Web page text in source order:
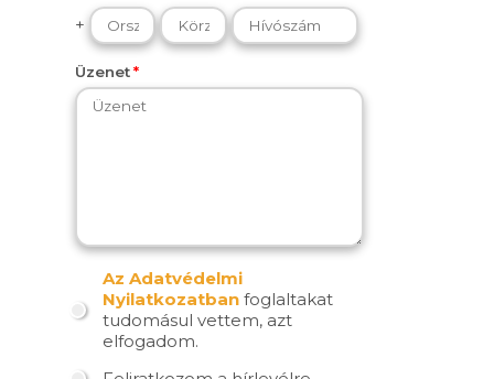
+
Üzenet
Az Adatvédelmi
Nyilatkozatban foglaltakat
tudomásul vettem, azt
elfogadom.